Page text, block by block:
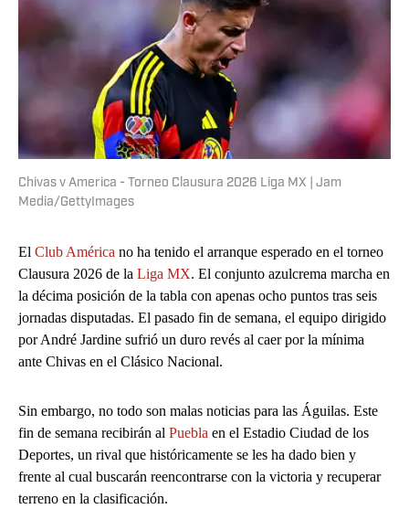
Chivas v America - Torneo Clausura 2026 Liga MX | Jam
Media/GettyImages
El Club América no ha tenido el arranque esperado en el torneo
Clausura 2026 de la Liga MX. El conjunto azulcrema marcha en
la décima posición de la tabla con apenas ocho puntos tras seis
jornadas disputadas. El pasado fin de semana, el equipo dirigido
por André Jardine sufrió un duro revés al caer por la mínima
ante Chivas en el Clásico Nacional.
Sin embargo, no todo son malas noticias para las Águilas. Este
fin de semana recibirán al Puebla en el Estadio Ciudad de los
Deportes, un rival que históricamente se les ha dado bien y
frente al cual buscarán reencontrarse con la victoria y recuperar
terreno en la clasificación.